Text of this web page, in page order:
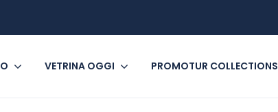
VETRINA OGGI PROMOTUR COLLECTIONS